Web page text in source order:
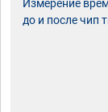
Измерение
до и после чип